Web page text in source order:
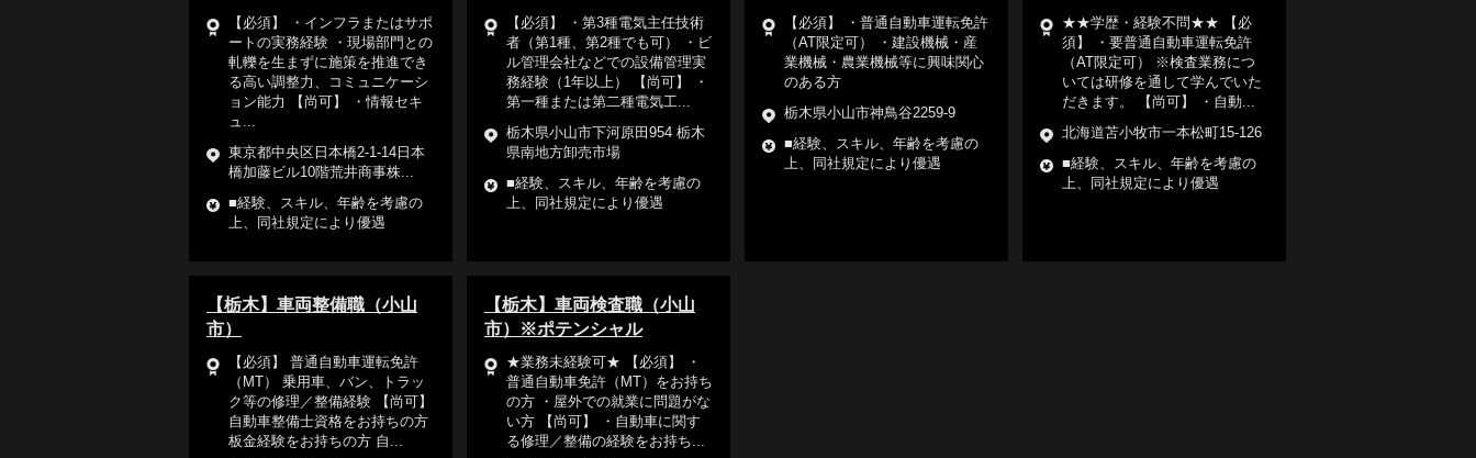
【必須】 ・インフラまたはサポ
ートの実務経験 ・現場部門との
軋轢を生まずに施策を推進でき
る高い調整力、コミュニケーシ
ョン能力 【尚可】 ・情報セキ
ュ...
東京都中央区日本橋2-1-14日本
橋加藤ビル10階荒井商事株...
■経験、スキル、年齢を考慮の
上、同社規定により優遇
【必須】 ・第3種電気主任技術
者（第1種、第2種でも可） ・ビ
ル管理会社などでの設備管理実
務経験（1年以上） 【尚可】 ・
第一種または第二種電気工...
栃木県小山市下河原田954 栃木
県南地方卸売市場
■経験、スキル、年齢を考慮の
上、同社規定により優遇
【必須】 ・普通自動車運転免許
（AT限定可） ・建設機械・産
業機械・農業機械等に興味関心
のある方
栃木県小山市神鳥谷2259-9
■経験、スキル、年齢を考慮の
上、同社規定により優遇
★★学歴・経験不問★★ 【必
須】 ・要普通自動車運転免許
（AT限定可） ※検査業務につ
いては研修を通して学んでいた
だきます。 【尚可】 ・自動...
北海道苫小牧市一本松町15-126
■経験、スキル、年齢を考慮の
上、同社規定により優遇
【栃木】車両整備職（小山
市）
【必須】 普通自動車運転免許
（MT） 乗用車、バン、トラッ
ク等の修理／整備経験 【尚可】
自動車整備士資格をお持ちの方
板金経験をお持ちの方 自...
【栃木】車両検査職（小山
市）※ポテンシャル
★業務未経験可★ 【必須】 ・
普通自動車免許（MT）をお持ち
の方 ・屋外での就業に問題がな
い方 【尚可】 ・自動車に関す
る修理／整備の経験をお持ち...